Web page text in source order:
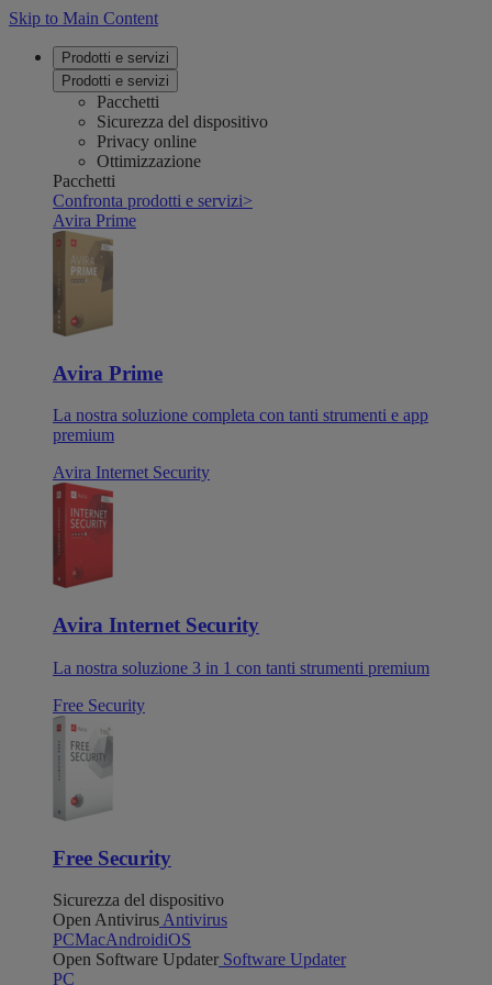
Skip to Main Content
Prodotti e servizi
Prodotti e servizi
Pacchetti
Sicurezza del dispositivo
Privacy online
Ottimizzazione
Pacchetti
Confronta prodotti e servizi>
Avira Prime
Avira Prime
La nostra soluzione completa con tanti strumenti e app
premium
Avira Internet Security
Avira Internet Security
La nostra soluzione 3 in 1 con tanti strumenti premium
Free Security
Free Security
Sicurezza del dispositivo
Open Antivirus Antivirus
PCMacAndroidiOS
Open Software Updater Software Updater
PC